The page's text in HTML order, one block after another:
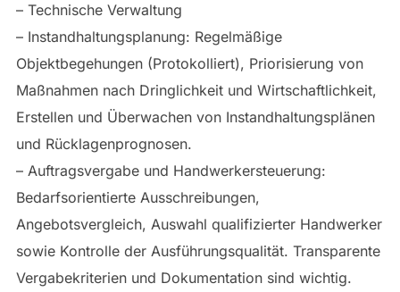
– Technische Verwaltung
– Instandhaltungsplanung: Regelmäßige
Objektbegehungen (Protokolliert), Priorisierung von
Maßnahmen nach Dringlichkeit und Wirtschaftlichkeit,
Erstellen und Überwachen von Instandhaltungsplänen
und Rücklagenprognosen.
– Auftragsvergabe und Handwerkersteuerung:
Bedarfsorientierte Ausschreibungen,
Angebotsvergleich, Auswahl qualifizierter Handwerker
sowie Kontrolle der Ausführungsqualität. Transparente
Vergabekriterien und Dokumentation sind wichtig.